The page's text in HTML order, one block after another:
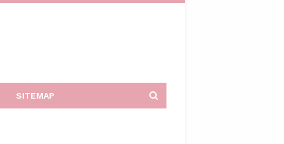
SITEMAP